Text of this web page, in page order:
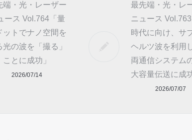
端・光・レーザー
ース Vol.764「量
ットでナノ空間を
光の波を「撮る」
ことに成功」
2026/07/14
最先端・光・レ
ニュース
時代に向け、サ
ヘルツ波を利用
両通信システム
大容量伝送に成
2026/07/07